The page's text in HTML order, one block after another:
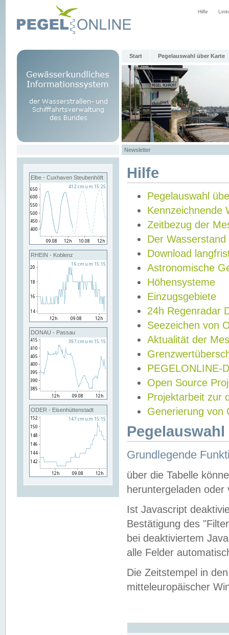
Hilfe
Start Pegelauswahl über Karte
Newsletter
Elbe - Cuxhaven Steubenhöft
RHEIN - Koblenz
DONAU - Passau
ODER - Eisenhüttenstadt
Hilfe
Pegelauswahl
Kennzeichnende
Zeitbezug der
Der Wasserstand
Download
Astronomische
Höhensysteme
Einzugsgebiete
24h Regenradar
Seezeichen von
Aktualität der
PEGELONLINE-
Open Source
Projektarbeit zur
Generierung von
Grundlegende
über die Tabelle
heruntergeladen oder
Ist Javascript
Bestätigung des
bei deaktiviertem
alle Felder
Die Zeitstempel in
mitteleuropäischer